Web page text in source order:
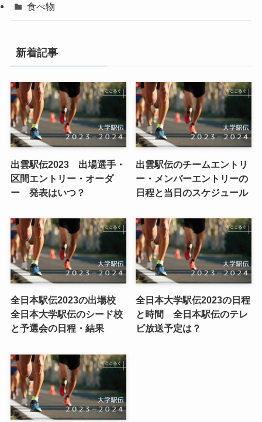
食べ物
新着記事
出雲駅伝2023 出場選手・
区間エントリー・オーダ
ー 発表はいつ？
出雲駅伝のチームエントリ
ー・メンバーエントリーの
日程と当日のスケジュール
全日本駅伝2023の出場校
全日本大学駅伝のシード校
と予選会の日程・結果
全日本大学駅伝2023の日程
と時間 全日本駅伝のテレ
ビ放送予定は？